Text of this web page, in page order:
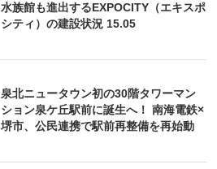
水族館も進出するEXPOCITY（エキスポ
シティ）の建設状況 15.05
泉北ニュータウン初の30階タワーマン
ション泉ケ丘駅前に誕生へ！ 南海電鉄×
堺市、公民連携で駅前再整備を再始動